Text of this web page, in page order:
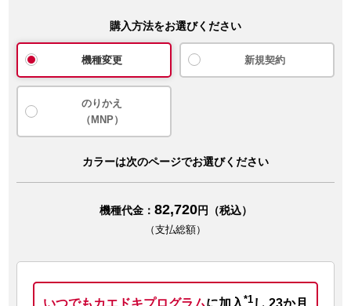
購入方法をお選びください
機種変更 新規契約
のりかえ
（MNP）
カラーは次のページでお選びください
機種代金： 82,720円（税込）
（支払総額）
*1